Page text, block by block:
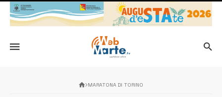
MARATONA DI TORINO